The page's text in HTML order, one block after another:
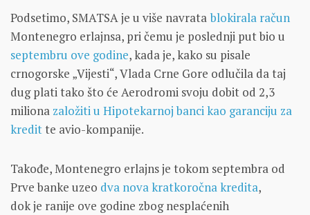
Podsetimo, SMATSA je u više navrata blokirala račun
Montenegro erlajnsa, pri čemu je poslednji put bio u
septembru ove godine, kada je, kako su pisale
crnogorske „Vijesti“, Vlada Crne Gore odlučila da taj
dug plati tako što će Aerodromi svoju dobit od 2,3
miliona založiti u Hipotekarnoj banci kao garanciju za
kreditte avio-kompanije.
Takođe, Montenegro erlajns je tokom septembra od
Prve banke uzeo dva nova kratkoročna kredita,
dok je ranije ove godine zbog nesplaćenih